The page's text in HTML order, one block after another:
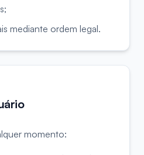
mediante ordem legal.
momento: